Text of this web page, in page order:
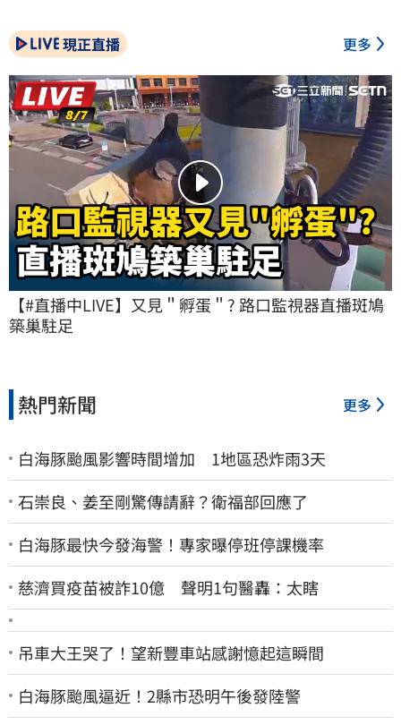
現正直播 更多
【#直播中LIVE】又見＂孵蛋＂? 路口監視器直播斑鳩
築巢駐足
熱門新聞 更多
白海豚颱風影響時間增加 1地區恐炸雨3天
石崇良、姜至剛驚傳請辭？衛福部回應了
白海豚最快今發海警！專家曝停班停課機率
慈濟買疫苗被詐10億 聲明1句醫轟：太瞎
吊車大王哭了！望新豐車站感謝憶起這瞬間
白海豚颱風逼近！2縣市恐明午後發陸警